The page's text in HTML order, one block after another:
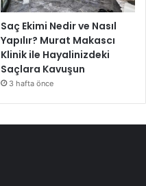
Saç Ekimi Nedir ve Nasıl
Yapılır? Murat Makascı
Klinik ile Hayalinizdeki
Saçlara Kavuşun
3 hafta önce